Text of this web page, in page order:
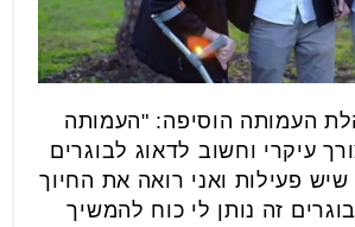
העמותה הוסיפה: "העמותה
עיקרי וחשוב לדאוג לבוגרים
פעילות ואני רואה את החיוך
זה נותן לי כוח להמשיך